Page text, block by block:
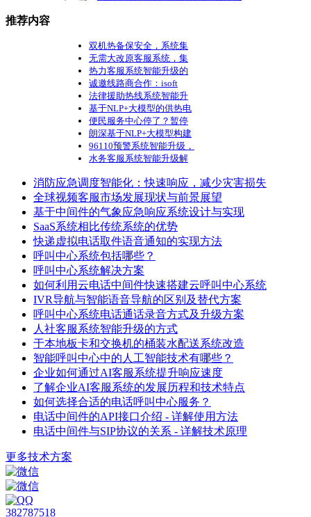
推荐内容
双机热备保安全，系统集
无需大改原客服系统，集
热力客服系统智能升级的
诚邀线路商合作：isoft
法律援助热线系统智能升
基于NLP+大模型的供热电
便民服务中心停了？暂停
朗深基于NLP+大模型构建
96110预警系统智能升级，
水务客服系统智能升级解
消防应急调度智能化：快速响应，减少灾害损失
全球视频客服市场发展现状与前景展望
基于中间件的气象应急响应系统设计与实现
SaaS系统相比传统系统的优势
快递虚拟电话取件语音通知的实现方法
呼叫中心系统包括哪些？
呼叫中心系统解决方案
如何利用云电话中间件快速搭建云呼叫中心系统
IVR导航与智能语音导航的区别及替代方案
呼叫中心系统电话通话录音方式及升级方案
人社客服系统智能升级的方式
于本地板卡和交换机的桶装水配送系统改造
智能呼叫中心中的人工智能技术有哪些？
企业如何通过AI客服系统提升响应速度
了解企业AI客服系统的发展历程和技术特点
如何选择合适的电话呼叫中心服务？
电话中间件的API接口介绍 - 详解使用方法
电话中间件与SIP协议的关系 - 详解技术原理
更多技术方案
382787518